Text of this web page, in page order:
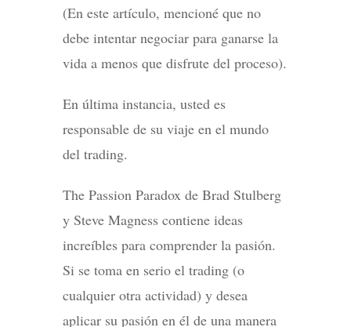
(En este artículo, mencioné que no
debe intentar negociar para ganarse la
vida a menos que disfrute del proceso).
En última instancia, usted es
responsable de su viaje en el mundo
del trading.
The Passion Paradox de Brad Stulberg
y Steve Magness contiene ideas
increíbles para comprender la pasión.
Si se toma en serio el trading (o
cualquier otra actividad) y desea
aplicar su pasión en él de una manera